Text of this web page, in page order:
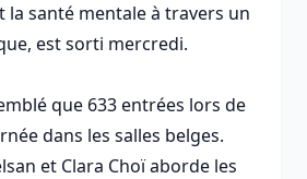
la santé mentale à travers un
est sorti mercredi.
que 633 entrées lors de
dans les salles belges.
et Clara Choï aborde les